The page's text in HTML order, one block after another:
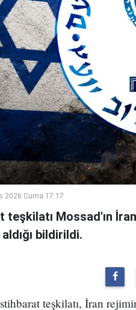
2026 Cuma 17:17
Mossad'ın
bildirildi.
teşkilatı, İran